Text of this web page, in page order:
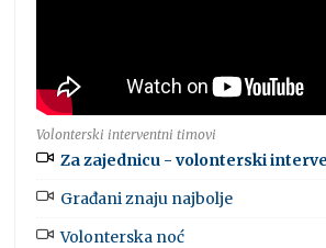
Volonterski interventni timovi
Za zajednicu - volonterski
Građani znaju najbolje
Volonterska noć